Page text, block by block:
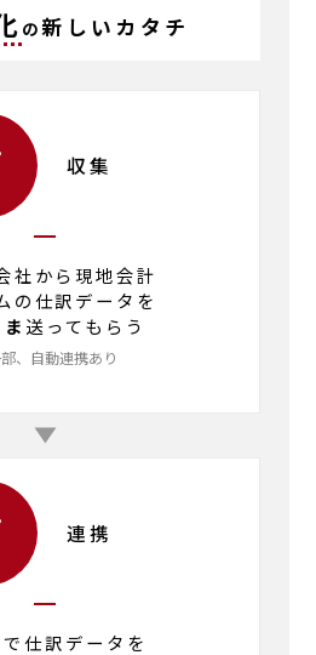
の新しいカタチ
収集
社から現地会計
の仕訳データを
送ってもらう
、自動連携あり
連携
仕訳データを